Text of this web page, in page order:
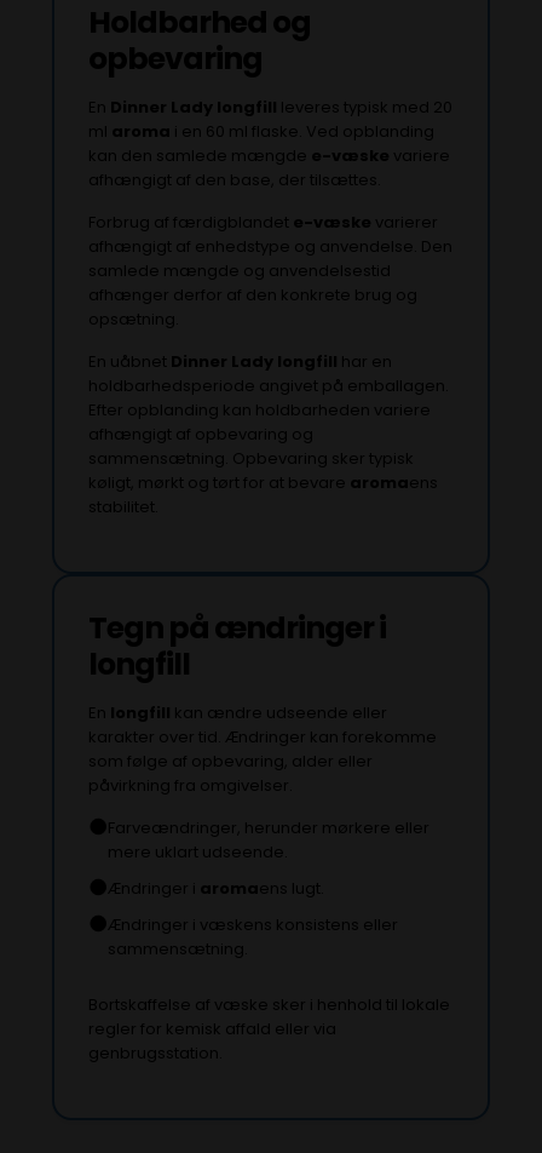
Holdbarhed og
opbevaring
En Dinner Lady longfill leveres typisk med 20
ml aroma i en 60 ml flaske. Ved opblanding
kan den samlede mængde e-væske variere
afhængigt af den base, der tilsættes.
Forbrug af færdigblandet e-væske varierer
afhængigt af enhedstype og anvendelse. Den
samlede mængde og anvendelsestid
afhænger derfor af den konkrete brug og
opsætning.
En uåbnet Dinner Lady longfill har en
holdbarhedsperiode angivet på emballagen.
Efter opblanding kan holdbarheden variere
afhængigt af opbevaring og
sammensætning. Opbevaring sker typisk
køligt, mørkt og tørt for at bevare aromaens
stabilitet.
Tegn på ændringer i
longfill
En longfill kan ændre udseende eller
karakter over tid. Ændringer kan forekomme
som følge af opbevaring, alder eller
påvirkning fra omgivelser.
●Farveændringer, herunder mørkere eller
mere uklart udseende.
●Ændringer i aromaens lugt.
●Ændringer i væskens konsistens eller
sammensætning.
Bortskaffelse af væske sker i henhold til lokale
regler for kemisk affald eller via
genbrugsstation.